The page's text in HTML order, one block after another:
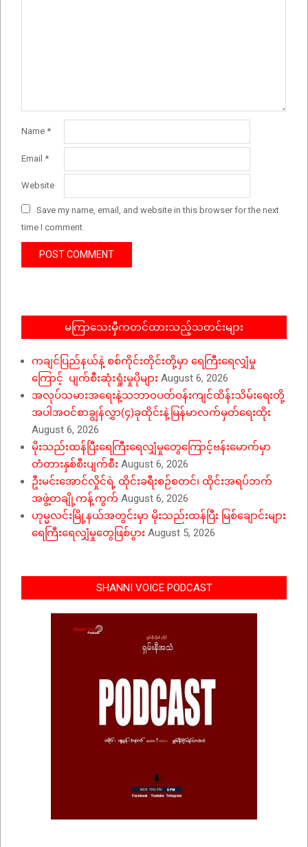
Name *
Email *
Website
Save my name, email, and website in this browser for the next
time I comment.
မကြာသေးမှီကတင်ထားသည့်သတင်းများ
ကချင်ပြည်နယ်နဲ့ စစ်ကိုင်းတိုင်းတို့မှာ ရေကြီးရေလျှံမှု
ကြောင့် ပျက်စီးဆုံးရှုံးမှုပိုများ August 6, 2026
အလုပ်သမားအရေးနဲ့သဘာဝပတ်ဝန်းကျင်ထိန်းသိမ်းရေးတို့
အပါအဝင်စာချွန်လွှာ(၄)ခုထိုင်းနဲ့မြန်မာလက်မှတ်ရေးထိုး
August 6, 2026
မိုးသည်းထန်ပြီးရေကြီးရေလျှံမှုတွေကြောင့်ဗန်းမောက်မှာ
တံတားနှစ်စီးပျက်စီး August 6, 2026
ဦးမင်းအောင်လှိုင်ရဲ့ ထိုင်းခရီးစဉ်စတင်၊ ထိုင်းအရပ်ဘက်
အဖွဲ့တချို့ကန့်ကွက် August 6, 2026
ဟုမ္မလင်းမြို့နယ်အတွင်းမှာ မိုးသည်းထန်ပြီး မြစ်ချောင်းများ
ရေကြီးရေလျှံမှုတွေဖြစ်ပွား August 5, 2026
SHANNI VOICE PODCAST